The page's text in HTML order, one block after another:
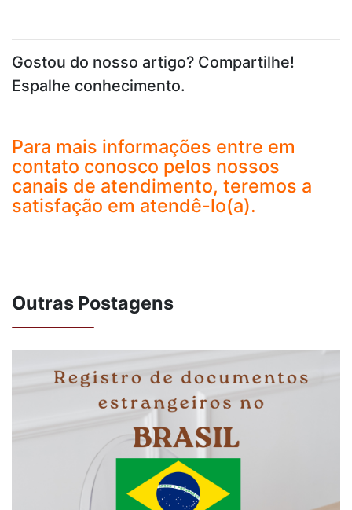
Gostou do nosso artigo? Compartilhe!
Espalhe conhecimento.
Para mais informações entre em
contato conosco pelos nossos
canais de atendimento, teremos a
satisfação em atendê-lo(a).
Outras Postagens